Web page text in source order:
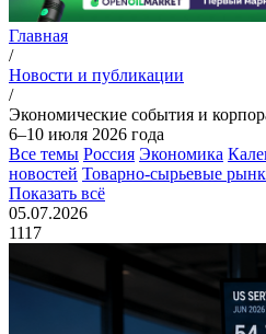
Главная
/
Новости и публикации
/
Экономические события и
6–10 июля 2026 года
Все темы Россия Экономика
новостей Товарно-сырьевые
Показать всё
05.07.2026
1117